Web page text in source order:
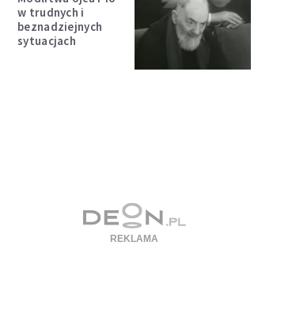
w trudnych i
beznadziejnych
sytuacjach